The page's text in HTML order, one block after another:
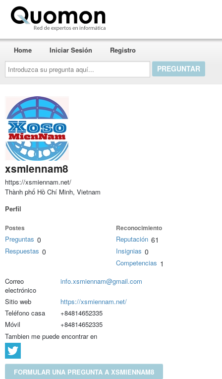
Introduzca
su
pregunta
aquí...
Home Iniciar Sesión Registro
xsmiennam8
https://xsmiennam.net/
Thành phố Hồ Chí Minh, Vietnam
Perfil
Postes
Preguntas 0
Respuestas 0
Reconocimiento
Reputación 61
Insignias 0
Competencias 1
Correo
electrónico
info.xsmiennam@gmail.com
Sitio web
https://xsmiennam.net/
Teléfono casa
+84814652335
Móvil
+84814652335
Tambien me puede encontrar en
FORMULAR UNA PREGUNTA A XSMIENNAM8